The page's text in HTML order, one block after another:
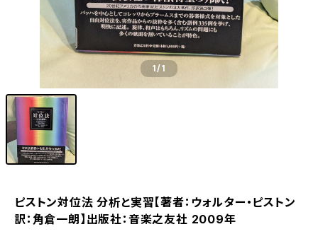
1/1
ピストン対位法 分析と実習【著者：ウォルター・ピストン
訳：角倉一朗】出版社：音楽之友社 2009年